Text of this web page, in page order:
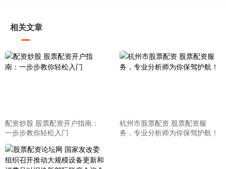
相关文章
配资炒股 股票配资开户指南：
一步步教你轻松入门
杭州市股票配资 股票配资服
务，专业分析师为你保驾护航！